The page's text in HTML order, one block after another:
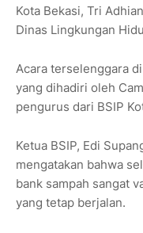
Kota Bekasi, Tri
Dinas Lingkungan
Acara terselenggara
yang dihadiri oleh
pengurus dari BSIP
Ketua BSIP, Edi
mengatakan bahwa
bank sampah sangat
yang tetap berjalan.